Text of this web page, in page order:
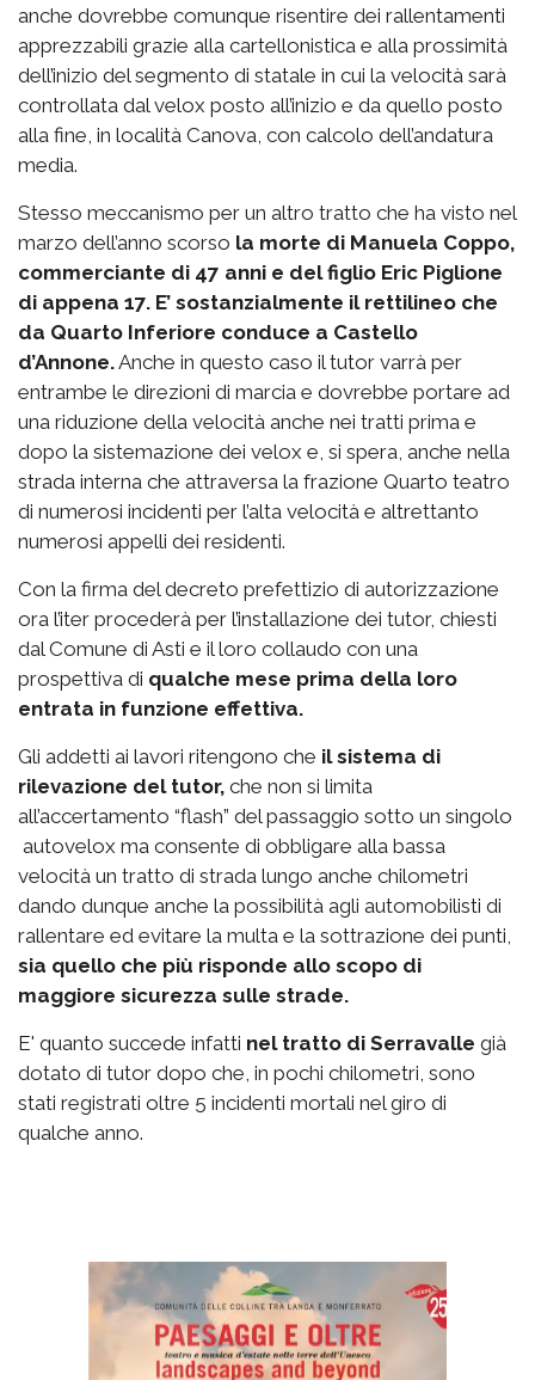
anche dovrebbe comunque risentire dei rallentamenti
apprezzabili grazie alla cartellonistica e alla prossimità
dell’inizio del segmento di statale in cui la velocità sarà
controllata dal velox posto all’inizio e da quello posto
alla fine, in località Canova, con calcolo dell’andatura
media.
Stesso meccanismo per un altro tratto che ha visto nel
marzo dell’anno scorso la morte di Manuela Coppo,
commerciante di 47 anni e del figlio Eric Piglione
di appena 17. E’ sostanzialmente il rettilineo che
da Quarto Inferiore conduce a Castello
d’Annone.Anche in questo caso il tutor varrà per
entrambe le direzioni di marcia e dovrebbe portare ad
una riduzione della velocità anche nei tratti prima e
dopo la sistemazione dei velox e, si spera, anche nella
strada interna che attraversa la frazione Quarto teatro
di numerosi incidenti per l’alta velocità e altrettanto
numerosi appelli dei residenti.
Con la firma del decreto prefettizio di autorizzazione
ora l’iter procederà per l’installazione dei tutor, chiesti
dal Comune di Asti e il loro collaudo con una
prospettiva di qualche mese prima della loro
entrata in funzione effettiva.
Gli addetti ai lavori ritengono che il sistema di
rilevazione del tutor, che non si limita
all’accertamento “flash” del passaggio sotto un singolo
autovelox ma consente di obbligare alla bassa
velocità un tratto di strada lungo anche chilometri
dando dunque anche la possibilità agli automobilisti di
rallentare ed evitare la multa e la sottrazione dei punti,
sia quello che più risponde allo scopo di
maggiore sicurezza sulle strade.
E' quanto succede infatti nel tratto di Serravalle già
dotato di tutor dopo che, in pochi chilometri, sono
stati registrati oltre 5 incidenti mortali nel giro di
qualche anno.